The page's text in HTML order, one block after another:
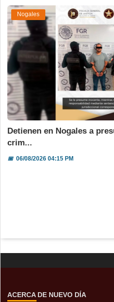
Nogales
Detienen en Nogales a
crim...
📅06/08/2026 04:15 PM
ACERCA DE NUEVO DÍA